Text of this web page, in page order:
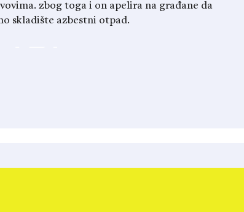
zbog toga i on apelira na građane da
skladište azbestni otpad.